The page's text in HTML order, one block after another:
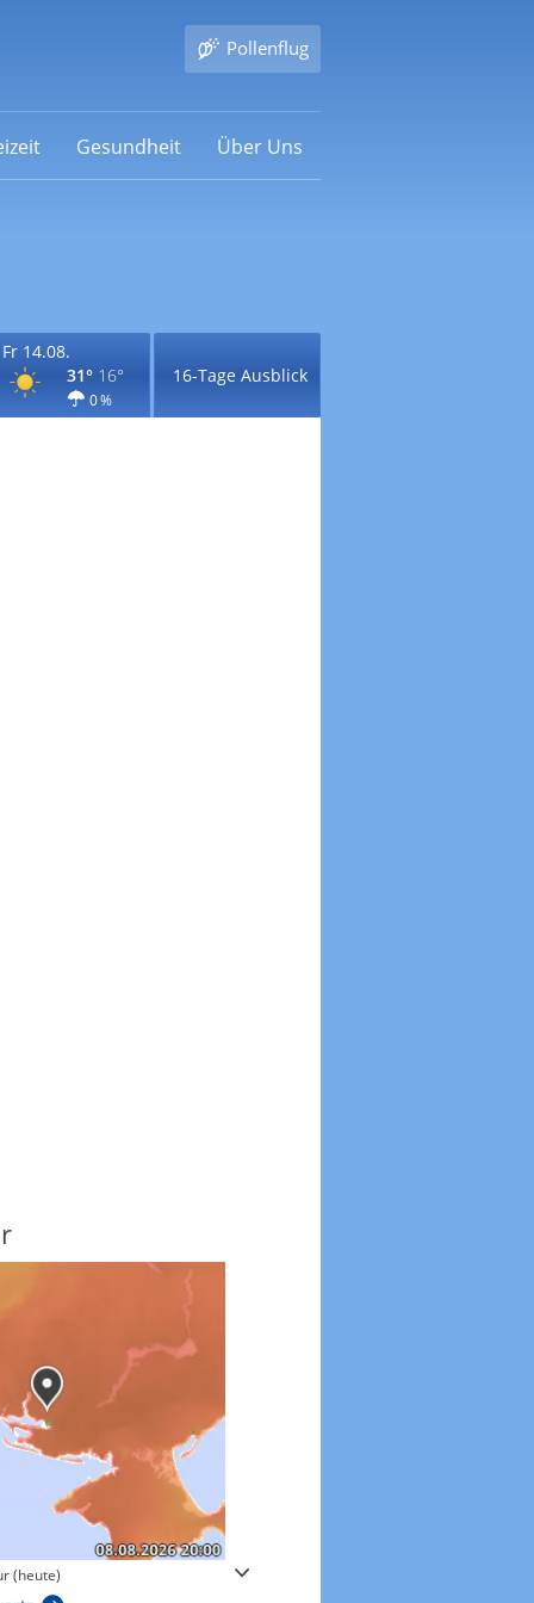
Pollenflug
Gesundheit Über Uns
Fr 14.08.
31° 16°
0 %
16-Tage Ausblick
(heute) Windgeschwindigkeiten in 3h